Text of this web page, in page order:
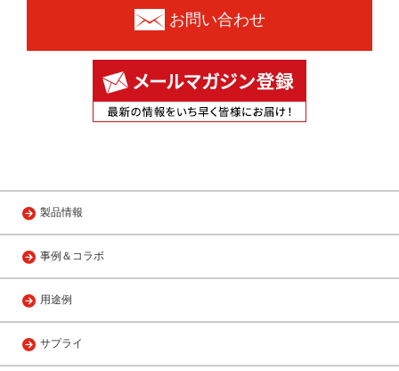
お問い合わせ
製品情報
事例＆コラボ
用途例
サプライ